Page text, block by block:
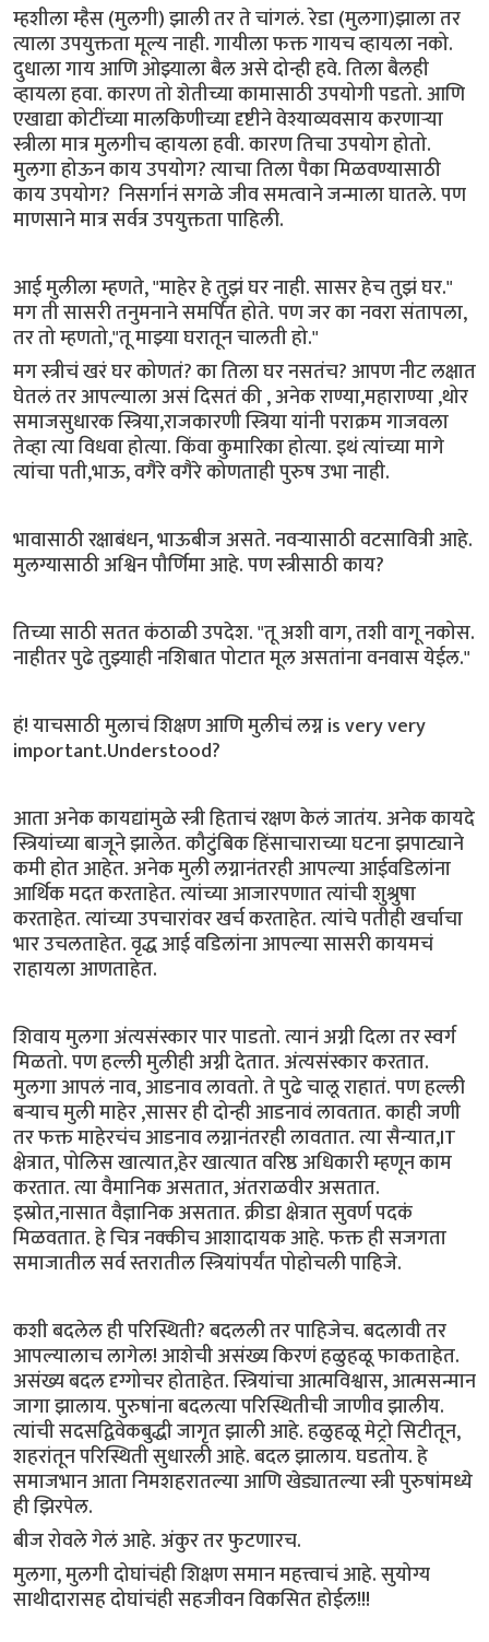
म्हशीला म्हैस (मुलगी) झाली तर ते चांगलं. रेडा (मुलगा)झाला तर
त्याला उपयुक्तता मूल्य नाही. गायीला फक्त गायच व्हायला नको.
दुधाला गाय आणि ओझ्याला बैल असे दोन्ही हवे. तिला बैलही
व्हायला हवा. कारण तो शेतीच्या कामासाठी उपयोगी पडतो. आणि
एखाद्या कोटींच्या मालकिणीच्या दृष्टीने वेश्याव्यवसाय करणाऱ्या
स्त्रीला मात्र मुलगीच व्हायला हवी. कारण तिचा उपयोग होतो.
मुलगा होऊन काय उपयोग? त्याचा तिला पैका मिळवण्यासाठी
काय उपयोग? निसर्गानं सगळे जीव समत्वाने जन्माला घातले. पण
माणसाने मात्र सर्वत्र उपयुक्तता पाहिली.
आई मुलीला म्हणते, "माहेर हे तुझं घर नाही. सासर हेच तुझं घर."
मग ती सासरी तनुमनाने समर्पित होते. पण जर का नवरा संतापला,
तर तो म्हणतो,"तू माझ्या घरातून चालती हो."
मग स्त्रीचं खरं घर कोणतं? का तिला घर नसतंच? आपण नीट लक्षात
घेतलं तर आपल्याला असं दिसतं की , अनेक राण्या,महाराण्या ,थोर
समाजसुधारक स्त्रिया,राजकारणी स्त्रिया यांनी पराक्रम गाजवला
तेव्हा त्या विधवा होत्या. किंवा कुमारिका होत्या. इथं त्यांच्या मागे
त्यांचा पती,भाऊ, वगैरे वगैरे कोणताही पुरुष उभा नाही.
भावासाठी रक्षाबंधन, भाऊबीज असते. नवऱ्यासाठी वटसावित्री आहे.
मुलग्यासाठी अश्विन पौर्णिमा आहे. पण स्त्रीसाठी काय?
तिच्या साठी सतत कंठाळी उपदेश. "तू अशी वाग, तशी वागू नकोस.
नाहीतर पुढे तुझ्याही नशिबात पोटात मूल असतांना वनवास येईल."
हं! याचसाठी मुलाचं शिक्षण आणि मुलीचं लग्न is very very
important.Understood?
आता अनेक कायद्यांमुळे स्त्री हिताचं रक्षण केलं जातंय. अनेक कायदे
स्त्रियांच्या बाजूने झालेत. कौटुंबिक हिंसाचाराच्या घटना झपाट्याने
कमी होत आहेत. अनेक मुली लग्नानंतरही आपल्या आईवडिलांना
आर्थिक मदत करताहेत. त्यांच्या आजारपणात त्यांची शुश्रुषा
करताहेत. त्यांच्या उपचारांवर खर्च करताहेत. त्यांचे पतीही खर्चाचा
भार उचलताहेत. वृद्ध आई वडिलांना आपल्या सासरी कायमचं
राहायला आणताहेत.
शिवाय मुलगा अंत्यसंस्कार पार पाडतो. त्यानं अग्नी दिला तर स्वर्ग
मिळतो. पण हल्ली मुलीही अग्नी देतात. अंत्यसंस्कार करतात.
मुलगा आपलं नाव, आडनाव लावतो. ते पुढे चालू राहातं. पण हल्ली
बऱ्याच मुली माहेर ,सासर ही दोन्ही आडनावं लावतात. काही जणी
तर फक्त माहेरचंच आडनाव लग्नानंतरही लावतात. त्या सैन्यात,IT
क्षेत्रात, पोलिस खात्यात,हेर खात्यात वरिष्ठ अधिकारी म्हणून काम
करतात. त्या वैमानिक असतात, अंतराळवीर असतात.
इस्रोत,नासात वैज्ञानिक असतात. क्रीडा क्षेत्रात सुवर्ण पदकं
मिळवतात. हे चित्र नक्कीच आशादायक आहे. फक्त ही सजगता
समाजातील सर्व स्तरातील स्त्रियांपर्यंत पोहोचली पाहिजे.
कशी बदलेल ही परिस्थिती? बदलली तर पाहिजेच. बदलावी तर
आपल्यालाच लागेल! आशेची असंख्य किरणं हळुहळू फाकताहेत.
असंख्य बदल दृग्गोचर होताहेत. स्त्रियांचा आत्मविश्वास, आत्मसन्मान
जागा झालाय. पुरुषांना बदलत्या परिस्थितीची जाणीव झालीय.
त्यांची सदसद्विवेकबुद्धी जागृत झाली आहे. हळुहळू मेट्रो सिटीतून,
शहरांतून परिस्थिती सुधारली आहे. बदल झालाय. घडतोय. हे
समाजभान आता निमशहरातल्या आणि खेड्यातल्या स्त्री पुरुषांमध्ये
ही झिरपेल.
बीज रोवले गेलं आहे. अंकुर तर फुटणारच.
मुलगा, मुलगी दोघांचंही शिक्षण समान महत्त्वाचं आहे. सुयोग्य
साथीदारासह दोघांचंही सहजीवन विकसित होईल!!!